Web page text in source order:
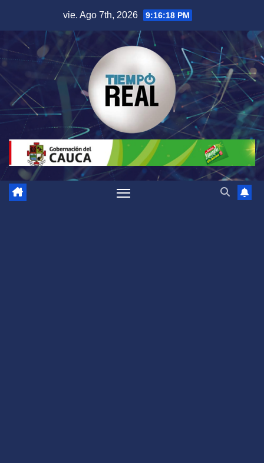
contenido
vie. Ago 7th, 2026 9:16:19 PM